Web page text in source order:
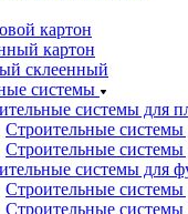
картон
картон
склеенный
системы
системы для
Строительные системы
Строительные системы
системы для
Строительные системы
Строительные системы